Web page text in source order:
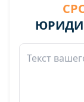
Участок
Ханхатуй
Харик село